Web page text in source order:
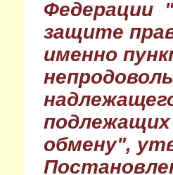
Федерации
защите
именно
обмену",